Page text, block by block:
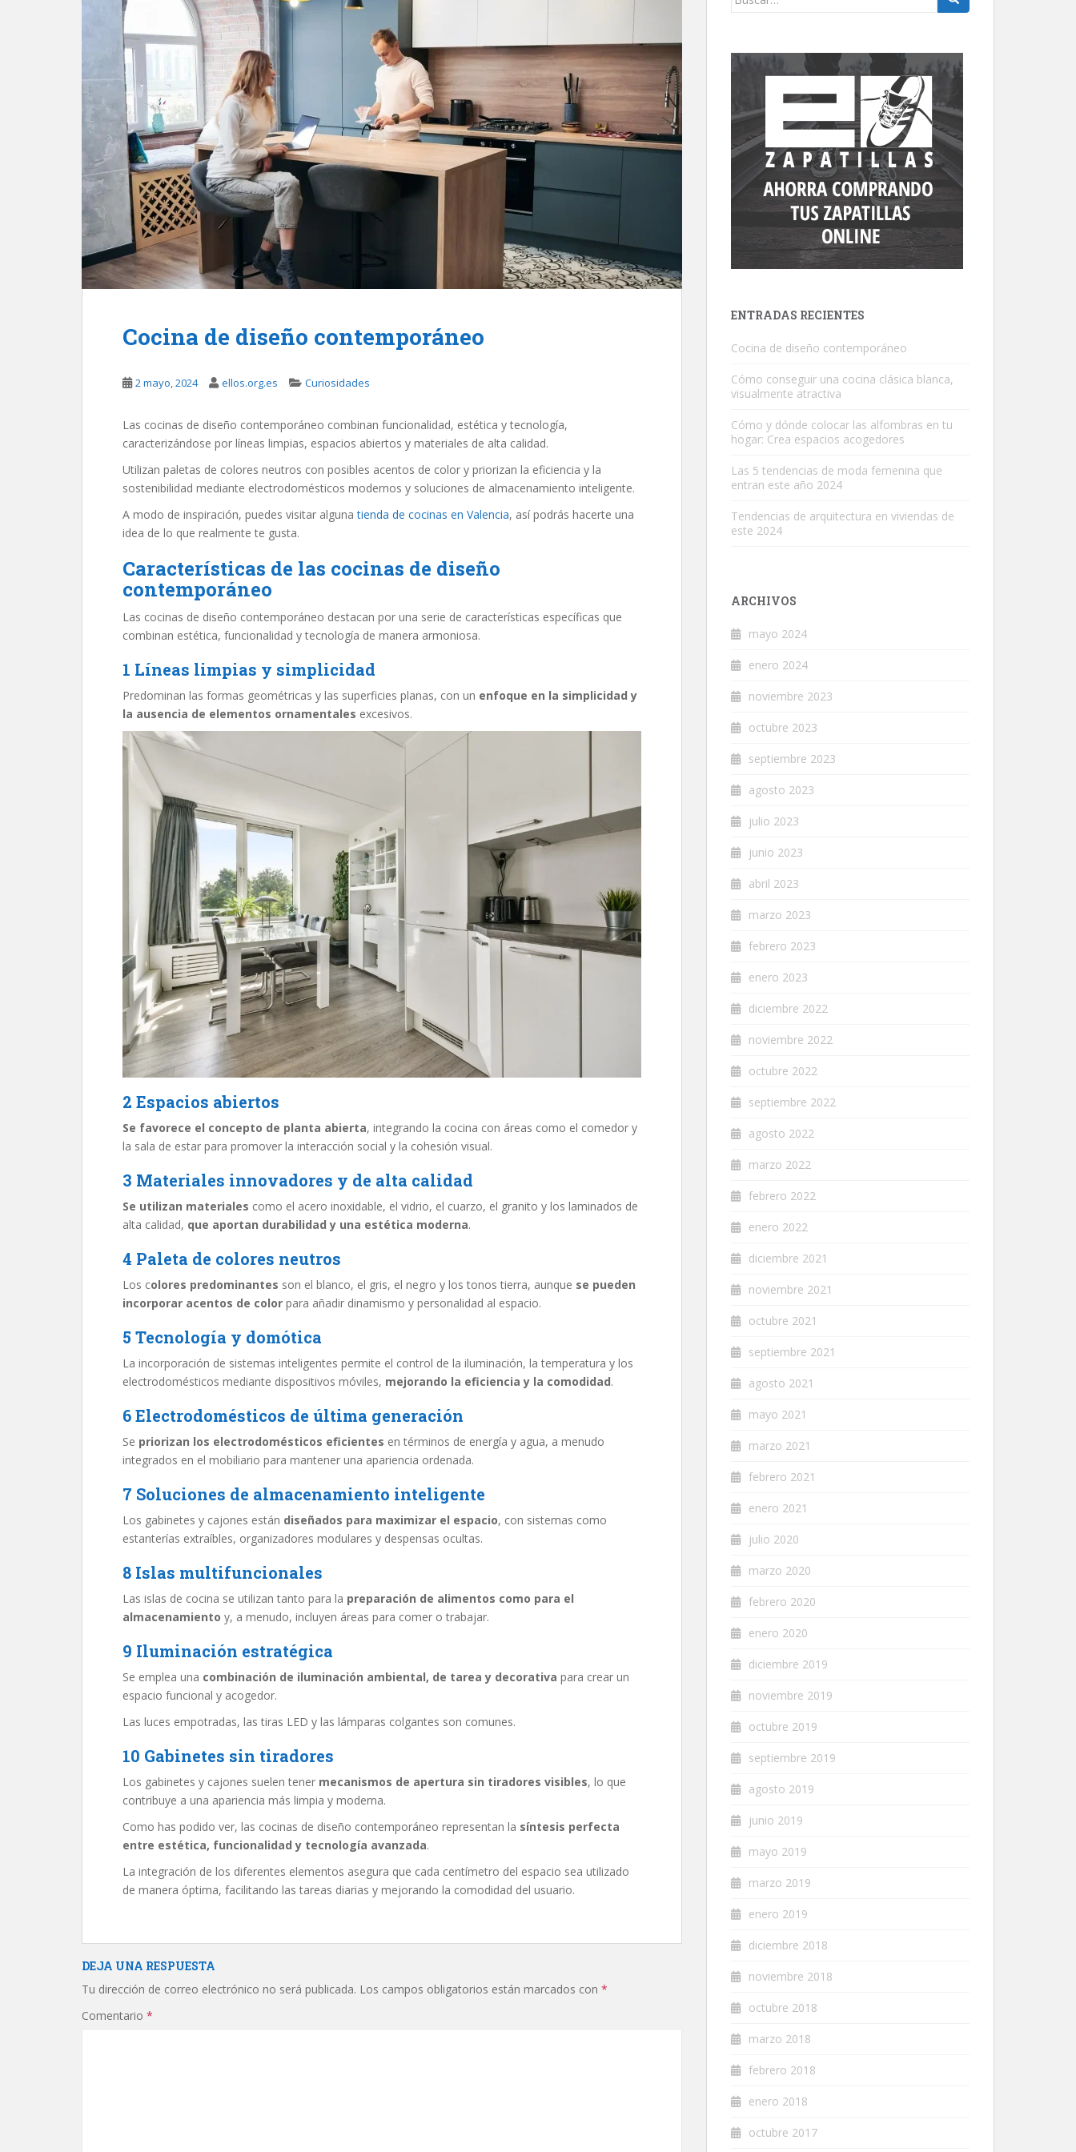
Cocina de diseño contemporáneo
2 mayo, 2024 ellos.org.es Curiosidades
Las cocinas de diseño contemporáneo combinan funcionalidad, estética y tecnología,
caracterizándose por líneas limpias, espacios abiertos y materiales de alta calidad.
Utilizan paletas de colores neutros con posibles acentos de color y priorizan la eficiencia y la
sostenibilidad mediante electrodomésticos modernos y soluciones de almacenamiento inteligente.
A modo de inspiración, puedes visitar algunatienda de cocinas en Valencia, así podrás hacerte una
idea de lo que realmente te gusta.
Características de las cocinas de diseño
contemporáneo
Las cocinas de diseño contemporáneo destacan por una serie de características específicas que
combinan estética, funcionalidad y tecnología de manera armoniosa.
1 Líneas limpias y simplicidad
Predominan las formas geométricas y las superficies planas, con un enfoque en la simplicidad y
la ausencia de elementos ornamentales excesivos.
2 Espacios abiertos
Se favorece el concepto de planta abierta, integrando la cocina con áreas como el comedor y
la sala de estar para promover la interacción social y la cohesión visual.
3 Materiales innovadores y de alta calidad
Se utilizan materiales como el acero inoxidable, el vidrio, el cuarzo, el granito y los laminados de
alta calidad, que aportan durabilidad y una estética moderna.
4 Paleta de colores neutros
Los colores predominantes son el blanco, el gris, el negro y los tonos tierra, aunque se pueden
incorporar acentos de color para añadir dinamismo y personalidad al espacio.
5 Tecnología y domótica
La incorporación de sistemas inteligentes permite el control de la iluminación, la temperatura y los
electrodomésticos mediante dispositivos móviles, mejorando la eficiencia y la comodidad.
6 Electrodomésticos de última generación
Se priorizan los electrodomésticos eficientes en términos de energía y agua, a menudo
integrados en el mobiliario para mantener una apariencia ordenada.
7 Soluciones de almacenamiento inteligente
Los gabinetes y cajones están diseñados para maximizar el espacio, con sistemas como
estanterías extraíbles, organizadores modulares y despensas ocultas.
8 Islas multifuncionales
Las islas de cocina se utilizan tanto para la preparación de alimentos como para el
almacenamiento y, a menudo, incluyen áreas para comer o trabajar.
9 Iluminación estratégica
Se emplea una combinación de iluminación ambiental, de tarea y decorativa para crear un
espacio funcional y acogedor.
Las luces empotradas, las tiras LED y las lámparas colgantes son comunes.
10 Gabinetes sin tiradores
Los gabinetes y cajones suelen tener mecanismos de apertura sin tiradores visibles, lo que
contribuye a una apariencia más limpia y moderna.
Como has podido ver, las cocinas de diseño contemporáneo representan la síntesis perfecta
entre estética, funcionalidad y tecnología avanzada.
La integración de los diferentes elementos asegura que cada centímetro del espacio sea utilizado
de manera óptima, facilitando las tareas diarias y mejorando la comodidad del usuario.
DEJA UNA RESPUESTA
Tu dirección de correo electrónico no será publicada. Los campos obligatorios están marcados con *
Comentario *
ENTRADAS RECIENTES
Cocina de diseño contemporáneo
Cómo conseguir una cocina clásica blanca,
visualmente atractiva
Cómo y dónde colocar las alfombras en tu
hogar: Crea espacios acogedores
Las 5 tendencias de moda femenina que
entran este año 2024
Tendencias de arquitectura en viviendas de
este 2024
ARCHIVOS
mayo 2024
enero 2024
noviembre 2023
octubre 2023
septiembre 2023
agosto 2023
julio 2023
junio 2023
abril 2023
marzo 2023
febrero 2023
enero 2023
diciembre 2022
noviembre 2022
octubre 2022
septiembre 2022
agosto 2022
marzo 2022
febrero 2022
enero 2022
diciembre 2021
noviembre 2021
octubre 2021
septiembre 2021
agosto 2021
mayo 2021
marzo 2021
febrero 2021
enero 2021
julio 2020
marzo 2020
febrero 2020
enero 2020
diciembre 2019
noviembre 2019
octubre 2019
septiembre 2019
agosto 2019
junio 2019
mayo 2019
marzo 2019
enero 2019
diciembre 2018
noviembre 2018
octubre 2018
marzo 2018
febrero 2018
enero 2018
octubre 2017